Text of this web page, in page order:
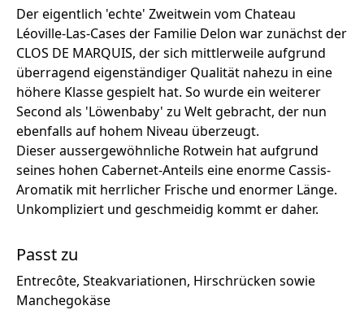
Der eigentlich 'echte' Zweitwein vom Chateau
Léoville-Las-Cases der Familie Delon war zunächst der
CLOS DE MARQUIS, der sich mittlerweile aufgrund
überragend eigenständiger Qualität nahezu in eine
höhere Klasse gespielt hat. So wurde ein weiterer
Second als 'Löwenbaby' zu Welt gebracht, der nun
ebenfalls auf hohem Niveau überzeugt.
Dieser aussergewöhnliche Rotwein hat aufgrund
seines hohen Cabernet-Anteils eine enorme Cassis-
Aromatik mit herrlicher Frische und enormer Länge.
Unkompliziert und geschmeidig kommt er daher.
Passt zu
Entrecôte, Steakvariationen, Hirschrücken sowie
Manchegokäse